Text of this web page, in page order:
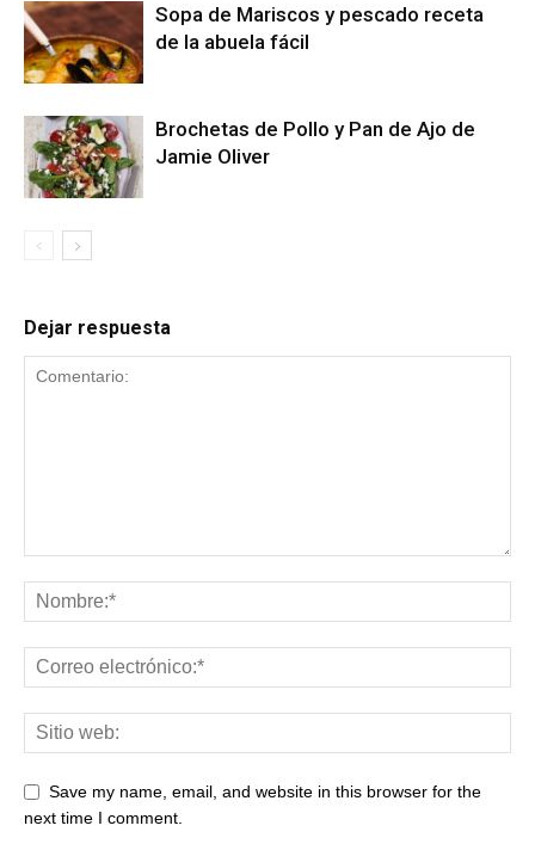
Sopa de Mariscos y pescado receta
de la abuela fácil
Brochetas de Pollo y Pan de Ajo de
Jamie Oliver
Dejar respuesta
Save my name, email, and website in this browser for the
next time I comment.